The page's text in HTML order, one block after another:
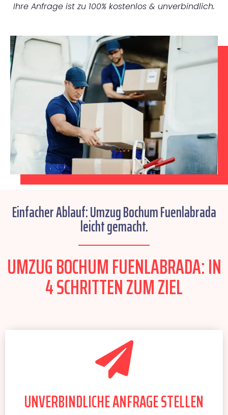
Ihre Anfrage ist zu 100% kostenlos & unverbindlich.
Einfacher Ablauf: Umzug Bochum Fuenlabrada
leicht gemacht.
UMZUG BOCHUM FUENLABRADA: IN
4 SCHRITTEN ZUM ZIEL
UNVERBINDLICHE ANFRAGE STELLEN